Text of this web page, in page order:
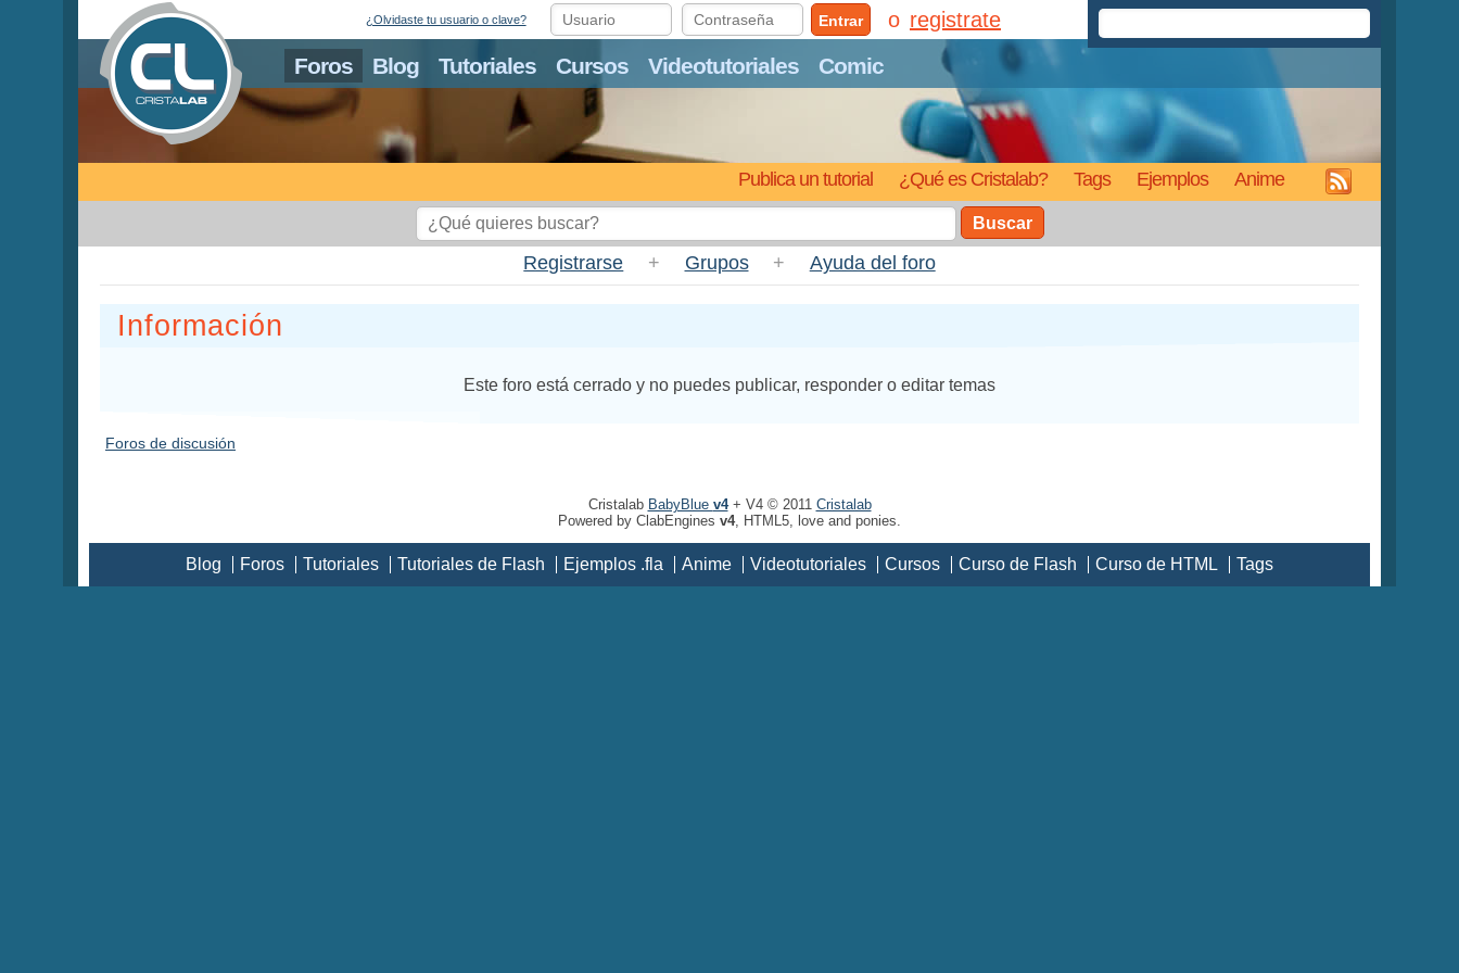
Foros Blog Tutoriales Cursos Videotutoriales Comic
Publica un tutorial ¿Qué es Cristalab? Tags Ejemplos Anime
¿Olvidaste tu usuario o clave? Entrar registrate
Buscar
Registrarse + Grupos + Ayuda del foro
Información
Este foro está cerrado y no puedes publicar, responder o editar temas
Foros de discusión
Cristalab BabyBlue v4+ V4 © 2011 Cristalab
Powered by ClabEngines v4, HTML5, love and ponies.
Blog Foros Tutoriales Tutoriales de Flash Ejemplos .fla Anime Videotutoriales Cursos Curso de Flash Curso de HTML Tags